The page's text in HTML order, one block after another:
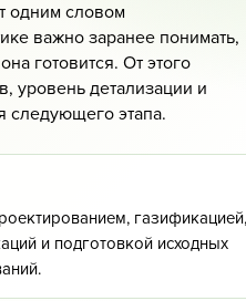
одним словом
важно заранее понимать,
готовится. От этого
уровень детализации и
следующего этапа.
газификацией,
и подготовкой исходных